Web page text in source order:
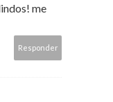
me
Responder